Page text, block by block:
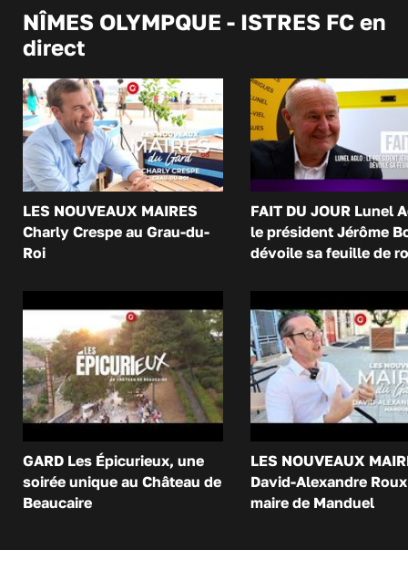
NÎMES OLYMPQUE - ISTRES FC en
direct
LES NOUVEAUX MAIRES
Charly Crespe au Grau-du-
Roi
FAIT DU JOUR Lunel
le président Jérôme
dévoile sa feuille de
GARD Les Épicurieux, une
soirée unique au Château de
Beaucaire
LES NOUVEAUX
David-Alexandre
maire de Manduel